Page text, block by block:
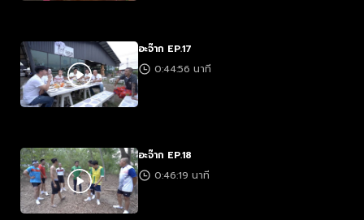
อะจ๊าก EP.17
0:44:56 นาที
อะจ๊าก EP.18
0:46:19 นาที